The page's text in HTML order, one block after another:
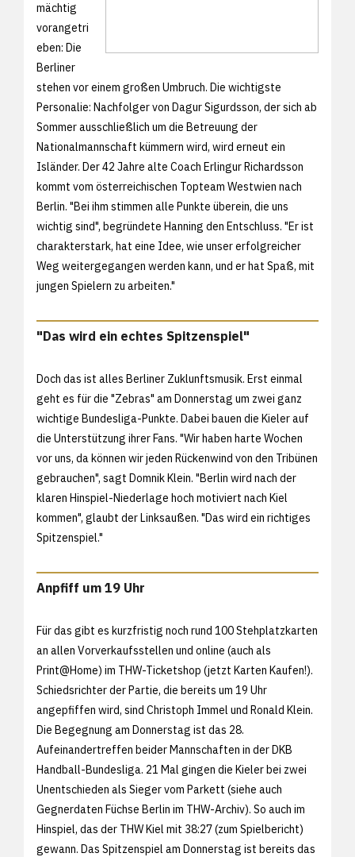
mächtig
vorangetri
eben: Die
Berliner
stehen vor einem großen Umbruch. Die wichtigste
Personalie: Nachfolger von Dagur Sigurdsson, der sich ab
Sommer ausschließlich um die Betreuung der
Nationalmannschaft kümmern wird, wird erneut ein
Isländer. Der 42 Jahre alte Coach Erlingur Richardsson
kommt vom österreichischen Topteam Westwien nach
Berlin. "Bei ihm stimmen alle Punkte überein, die uns
wichtig sind", begründete Hanning den Entschluss. "Er ist
charakterstark, hat eine Idee, wie unser erfolgreicher
Weg weitergegangen werden kann, und er hat Spaß, mit
jungen Spielern zu arbeiten."
"Das wird ein echtes Spitzenspiel"
Doch das ist alles Berliner Zuklunftsmusik. Erst einmal
geht es für die "Zebras" am Donnerstag um zwei ganz
wichtige Bundesliga-Punkte. Dabei bauen die Kieler auf
die Unterstützung ihrer Fans. "Wir haben harte Wochen
vor uns, da können wir jeden Rückenwind von den Tribünen
gebrauchen", sagt Domnik Klein. "Berlin wird nach der
klaren Hinspiel-Niederlage hoch motiviert nach Kiel
kommen", glaubt der Linksaußen. "Das wird ein richtiges
Spitzenspiel."
Anpfiff um 19 Uhr
Für das gibt es kurzfristig noch rund 100 Stehplatzkarten
an allen Vorverkaufsstellen und online (auch als
Print@Home) im THW-Ticketshop (jetzt Karten Kaufen!).
Schiedsrichter der Partie, die bereits um 19 Uhr
angepfiffen wird, sind Christoph Immel und Ronald Klein.
Die Begegnung am Donnerstag ist das 28.
Aufeinandertreffen beider Mannschaften in der DKB
Handball-Bundesliga. 21 Mal gingen die Kieler bei zwei
Unentschieden als Sieger vom Parkett (siehe auch
Gegnerdaten Füchse Berlin im THW-Archiv). So auch im
Hinspiel, das der THW Kiel mit 38:27 (zum Spielbericht)
gewann. Das Spitzenspiel am Donnerstag ist bereits das